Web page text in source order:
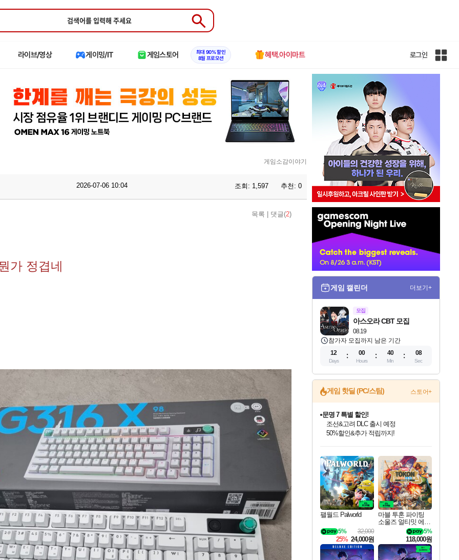
Submit
라이브/영상 게이밍/IT 게임스토어
최대 90% 할인
8월 프로모션
혜택.아이마트 로그인
인
게임소감이야기
2026-07-06 10:04 조회: 1,597 추천: 0
목록 댓글(2)
가 정겹네
벤
게임 캘린더 더보기+
모집
08.19
아스오라 CBT 모집
참가자 모집까지 남은 기간
12
Days
00
Hours
40
Min
07
Sec
게임 핫딜 (PC/스팀) 스토어+
최대 90% 할인가를 만나보세요!
네이버혜택과 함께 만나보세요!
문명 7 특별 할인!
조선&고려 DLC 출시 예정
50%할인&추가 적립까지!
이니&베니 혜택까지!
네이버 혜택가와 함께 예약하세요!
할인&네이버혜택으로 만나보세요!
네이버페이 혜택과 만나보세요!
40주년 프로모션으로 만나보세요!
네이버 포인트 혜택까지!
할인가에 만나보세요!
일부 에디션 상시 할인!
혜택으로 예약 판매 중
편안하게 충전하세요
팰월드 Palworld
32,000
5%
25% 24,000원
마블 투혼 파이팅
소울즈 얼티밋 에디
션 예약구매 MARV
EL Tokon Fighting S
ouls Ultimate Edition
Pre-Purchase
5%
118,000원